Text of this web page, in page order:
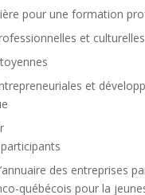
pour une formation
et culturelles
et
des entreprises
québécois pour la